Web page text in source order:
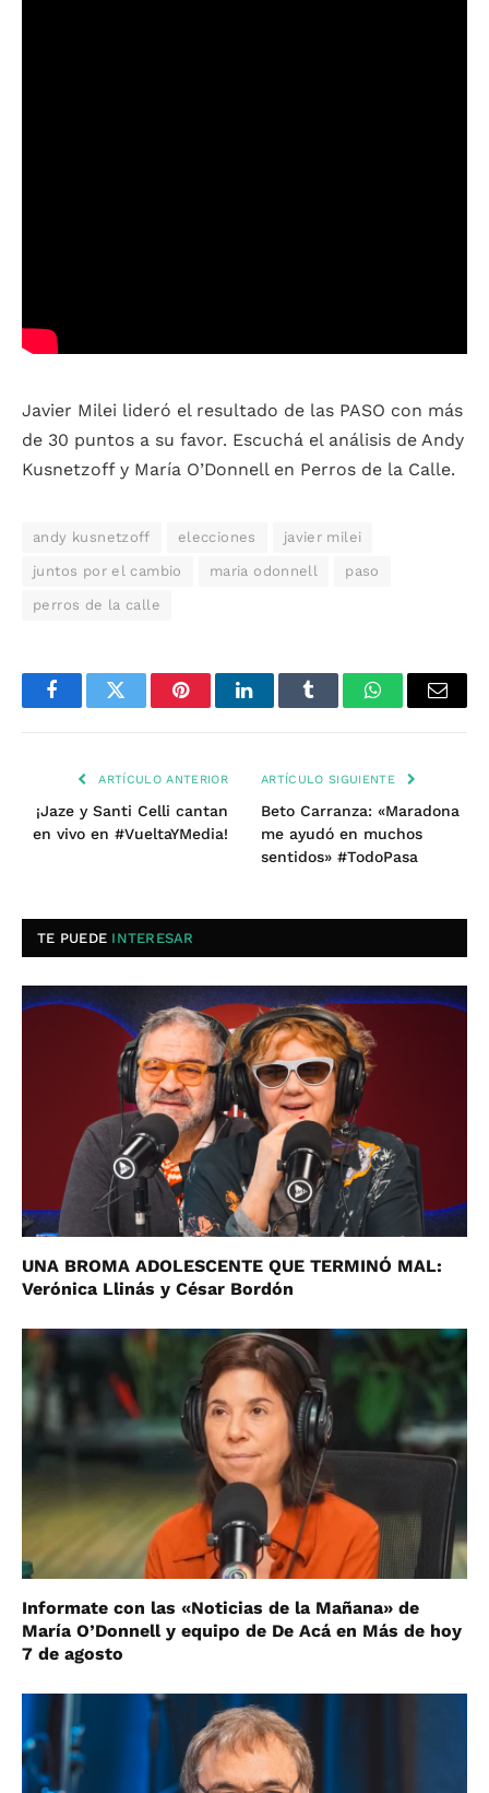
Javier Milei lideró el resultado de las PASO con más
de 30 puntos a su favor. Escuchá el análisis de Andy
Kusnetzoff y María O’Donnell en Perros de la Calle.
andy kusnetzoff elecciones javier milei
juntos por el cambio maria odonnell paso
perros de la calle
FacebookTwitter PinterestLinkedInTumblr WhatsAppEmail
ARTÍCULO ANTERIOR
¡Jaze y Santi Celli cantan
en vivo en #VueltaYMedia!
ARTÍCULO SIGUIENTE
Beto Carranza: «Maradona
me ayudó en muchos
sentidos» #TodoPasa
TE PUEDE INTERESAR
UNA BROMA ADOLESCENTE QUE TERMINÓ MAL:
Verónica Llinás y César Bordón
Informate con las «Noticias de la Mañana» de
María O’Donnell y equipo de De Acá en Más de hoy
7 de agosto